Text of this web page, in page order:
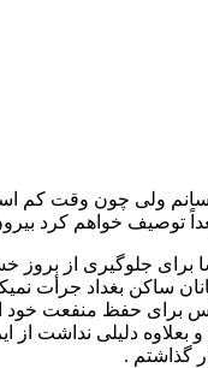
برسانم ولی چون وقت
برای جلوگیری از
ساکن بغداد جرأت
برای حفظ منفعت خود
دلیلی نداشت از
گذاشتم .